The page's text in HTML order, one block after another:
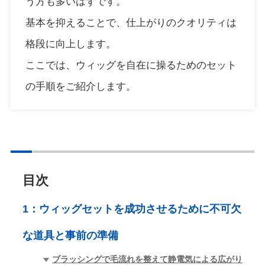
基本を抑えることで、仕上がりのクオリティは
格段に向上します。
ここでは、ウィッグを自在に操るためのセット
の手順をご紹介します。
目次
1： ウィッグセットを成功させるために不可欠
な道具と事前の準備
ブラッシングで毛流れを整えて静電気による広がり